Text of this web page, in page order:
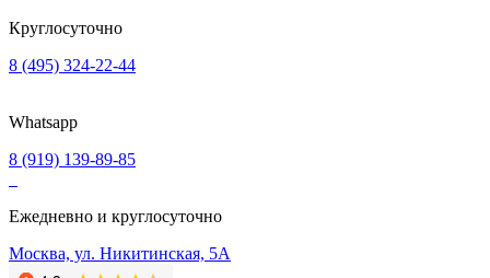
Круглосуточно
8 (495) 324-22-44
Whatsapp
8 (919) 139-89-85
Ежедневно и круглосуточно
Москва, ул. Никитинская, 5А